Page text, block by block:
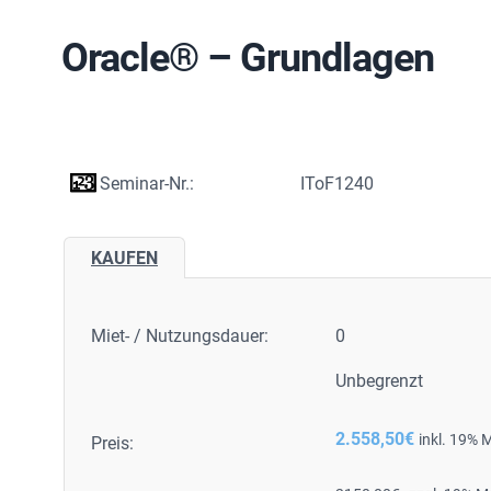
Oracle® – Grundlagen
Seminar-Nr.: IToF1240
KAUFEN
Miet- / Nutzungsdauer: 0
Unbegrenzt
Preis: 2.558,50€ inkl. 19%